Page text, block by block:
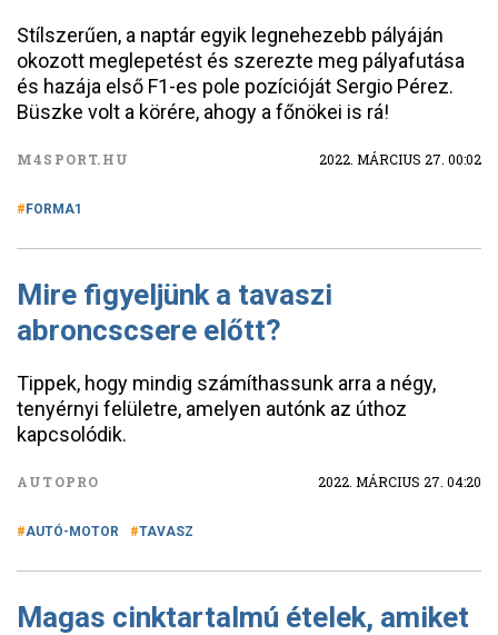
Stílszerűen, a naptár egyik legnehezebb pályáján
okozott meglepetést és szerezte meg pályafutása
és hazája első F1-es pole pozícióját Sergio Pérez.
Büszke volt a körére, ahogy a főnökei is rá!
M4SPORT.HU 2022. MÁRCIUS 27. 00:02
FORMA1
Mire figyeljünk a tavaszi
abroncscsere előtt?
Tippek, hogy mindig számíthassunk arra a négy,
tenyérnyi felületre, amelyen autónk az úthoz
kapcsolódik.
AUTOPRO 2022. MÁRCIUS 27. 04:20
AUTÓ-MOTOR TAVASZ
Magas cinktartalmú ételek, amiket